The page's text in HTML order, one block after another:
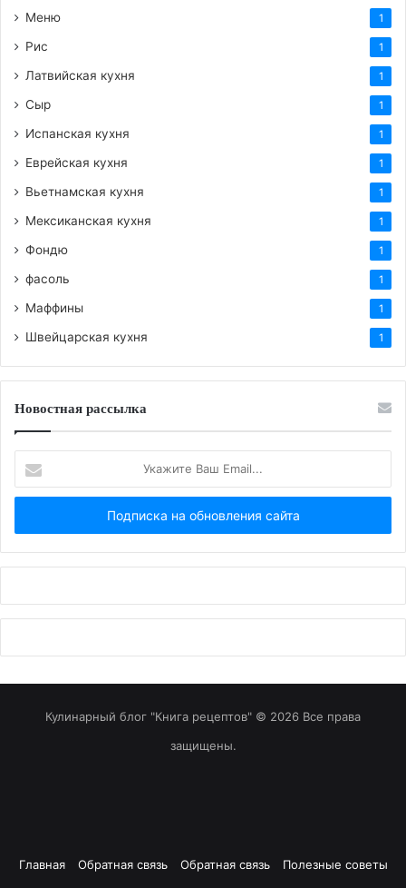
Меню 1
Рис 1
Латвийская кухня 1
Сыр 1
Испанская кухня 1
Еврейская кухня 1
Вьетнамская кухня 1
Мексиканская кухня 1
Фондю 1
фасоль 1
Маффины 1
Швейцарская кухня 1
Новостная рассылка
Ваш
Email...
Кулинарный блог "Книга рецептов" © 2026 Все права
защищены.
Главная Обратная связь Обратная связь
Полезные советы